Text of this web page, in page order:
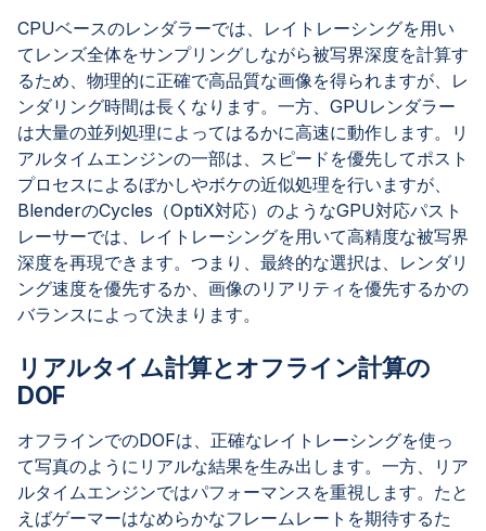
CPUベースのレンダラーでは、レイトレーシングを用い
てレンズ全体をサンプリングしながら被写界深度を計算す
るため、物理的に正確で高品質な画像を得られますが、レ
ンダリング時間は長くなります。一方、GPUレンダラー
は大量の並列処理によってはるかに高速に動作します。リ
アルタイムエンジンの一部は、スピードを優先してポスト
プロセスによるぼかしやボケの近似処理を行いますが、
BlenderのCycles（OptiX対応）のようなGPU対応パスト
レーサーでは、レイトレーシングを用いて高精度な被写界
深度を再現できます。つまり、最終的な選択は、レンダリ
ング速度を優先するか、画像のリアリティを優先するかの
バランスによって決まります。
リアルタイム計算とオフライン計算の
DOF
オフラインでのDOFは、正確なレイトレーシングを使っ
て写真のようにリアルな結果を生み出します。一方、リア
ルタイムエンジンではパフォーマンスを重視します。たと
えばゲーマーはなめらかなフレームレートを期待するた